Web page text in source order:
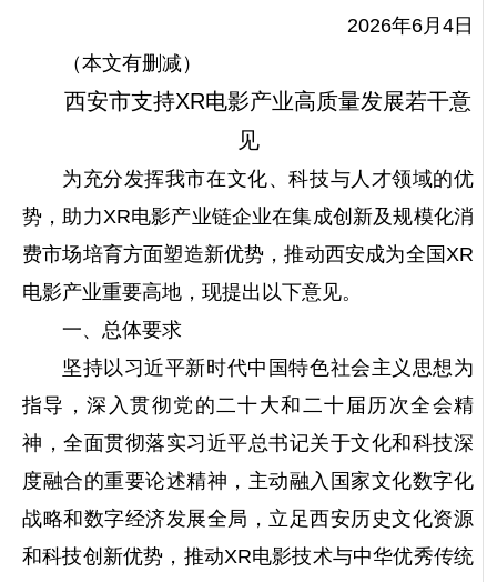
2026年6月4日
（本文有删减）
西安市支持XR电影产业高质量发展若干意
见
为充分发挥我市在文化、科技与人才领域的优
势，助力XR电影产业链企业在集成创新及规模化消
费市场培育方面塑造新优势，推动西安成为全国XR
电影产业重要高地，现提出以下意见。
一、总体要求
坚持以习近平新时代中国特色社会主义思想为
指导，深入贯彻党的二十大和二十届历次全会精
神，全面贯彻落实习近平总书记关于文化和科技深
度融合的重要论述精神，主动融入国家文化数字化
战略和数字经济发展全局，立足西安历史文化资源
和科技创新优势，推动XR电影技术与中华优秀传统